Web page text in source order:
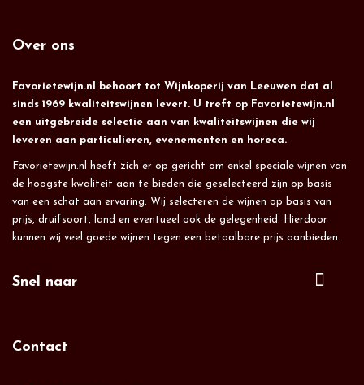
Over ons
Favorietewijn.nl behoort tot Wijnkoperij van Leeuwen dat al
sinds 1969 kwaliteitswijnen levert. U treft op Favorietewijn.nl
een uitgebreide selectie aan van kwaliteitswijnen die wij
leveren aan particulieren, evenementen en horeca.
Favorietewijn.nl heeft zich er op gericht om enkel speciale wijnen van
de hoogste kwaliteit aan te bieden die geselecteerd zijn op basis
van een schat aan ervaring. Wij selecteren de wijnen op basis van
prijs, druifsoort, land en eventueel ook de gelegenheid. Hierdoor
kunnen wij veel goede wijnen tegen een betaalbare prijs aanbieden.
Snel naar
Contact